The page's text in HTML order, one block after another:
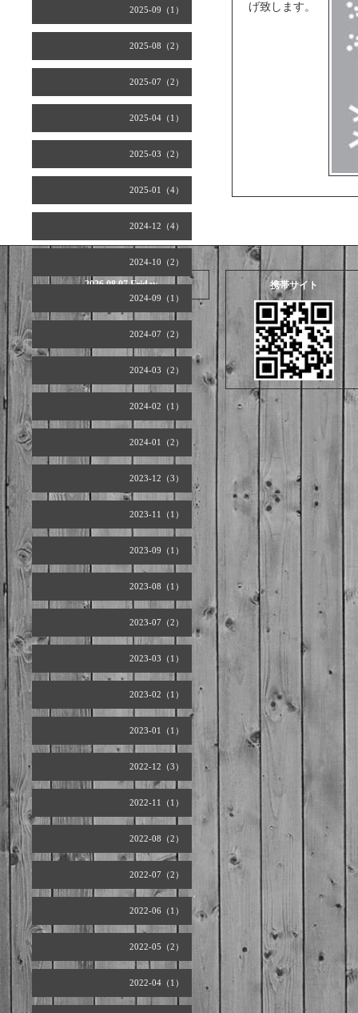
2025-09（1）
2025-08（2）
2025-07（2）
2025-04（1）
2025-03（2）
2025-01（4）
2024-12（4）
2024-10（2）
2024-09（1）
2024-07（2）
2024-03（2）
2024-02（1）
2024-01（2）
2023-12（3）
2023-11（1）
2023-09（1）
2023-08（1）
2023-07（2）
2023-03（1）
2023-02（1）
2023-01（1）
2022-12（3）
2022-11（1）
2022-08（2）
2022-07（2）
2022-06（1）
2022-05（2）
2022-04（1）
げ致します。
2026.08.07 Friday 携帯サイト